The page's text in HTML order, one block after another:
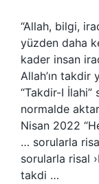
“Allah, bilgi,
yüzden daha
kader insan
Allah’ın
“Takdir-I İlahi”
normalde
Nisan 2022
… sorularla
sorularla risal
takdi …